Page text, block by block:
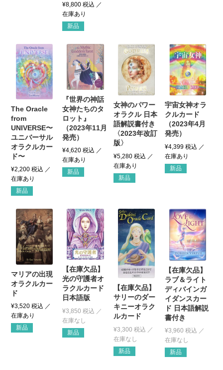
¥8,800 税込
新品
The Oracle
from
UNIVERSE〜
ユニバーサル
オラクルカー
ド〜
¥2,200 税込
新品
『世界の神話
女神たちのタ
ロット』
（2023年11月
発売）
¥4,620 税込
新品
女神のパワー
オラクル 日本
語解説書付き
〈2023年改訂
版〉
¥5,280 税込
新品
宇宙女神オラ
クルカード
（2023年4月
発売）
¥4,399税込
新品
マリアの出現
オラクルカー
ド
¥3,520 税込
新品
【在庫欠品】
光の守護者オ
ラクルカード
日本語版
¥3,850 税込
新品
【在庫欠品】
サリーのダー
キニーオラク
ルカード
¥3,300 税込
新品
【在庫欠品】
ラブ＆ライト
ディバインガ
イダンスカー
ド 日本語解説
書付き
¥3,960 税込
新品